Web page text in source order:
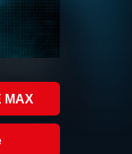
MAX